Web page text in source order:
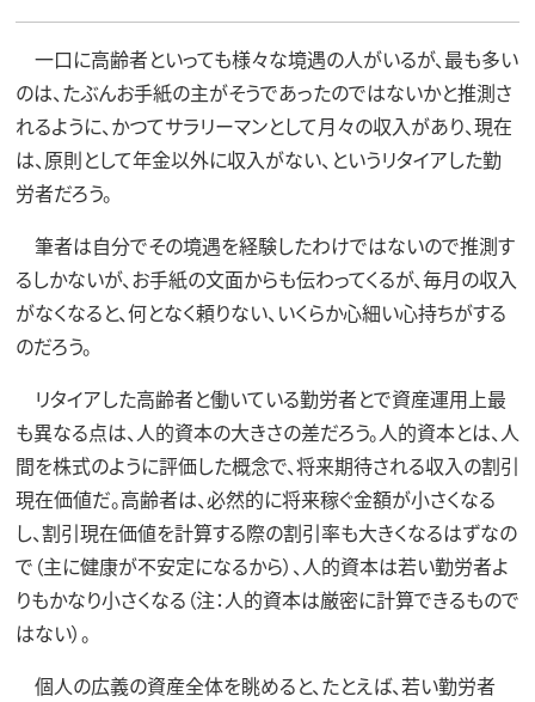
一口に高齢者といっても様々な境遇の人がいるが、最も多い
のは、たぶんお手紙の主がそうであったのではないかと推測さ
れるように、かつてサラリーマンとして月々の収入があり、現在
は、原則として年金以外に収入がない、というリタイアした勤
労者だろう。
筆者は自分でその境遇を経験したわけではないので推測す
るしかないが、お手紙の文面からも伝わってくるが、毎月の収入
がなくなると、何となく頼りない、いくらか心細い心持ちがする
のだろう。
リタイアした高齢者と働いている勤労者とで資産運用上最
も異なる点は、人的資本の大きさの差だろう。人的資本とは、人
間を株式のように評価した概念で、将来期待される収入の割引
現在価値だ。高齢者は、必然的に将来稼ぐ金額が小さくなる
し、割引現在価値を計算する際の割引率も大きくなるはずなの
で（主に健康が不安定になるから）、人的資本は若い勤労者よ
りもかなり小さくなる（注：人的資本は厳密に計算できるもので
はない）。
個人の広義の資産全体を眺めると、たとえば、若い勤労者